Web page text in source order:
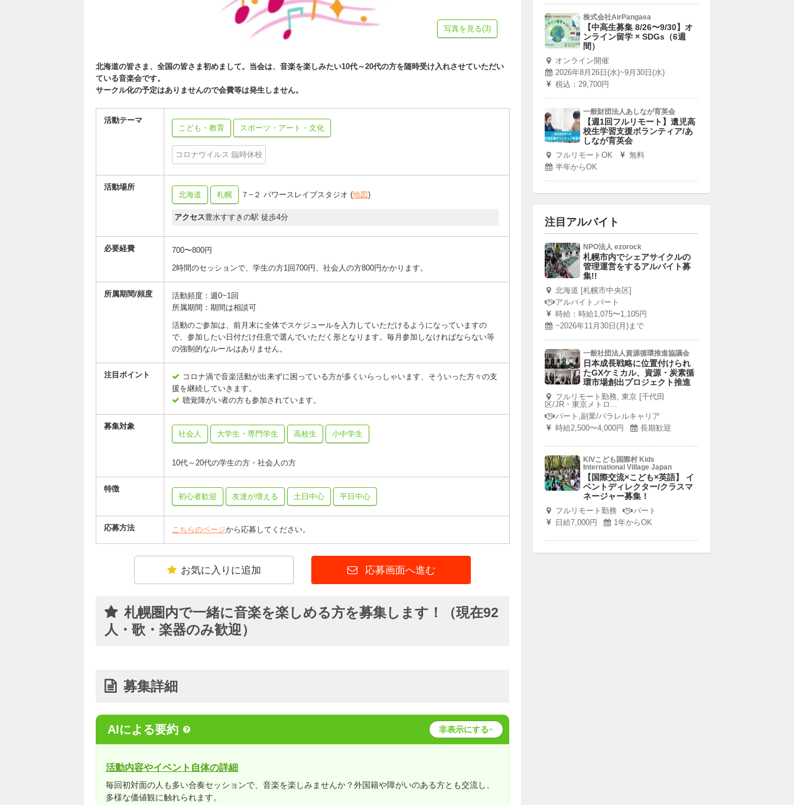
写真を見る(3)
北海道の皆さま、全国の皆さま初めまして。当会は、音楽を楽しみたい10代～20代の方を随時受け入れさせていただい
ている音楽会です。
サークル化の予定はありませんので会費等は発生しません。
活動テーマ
こども・教育
スポーツ・アート・文化
コロナウイルス 臨時休校
活動場所
北海道
札幌 ７−２ パワースレイブスタジオ (地図)
アクセス豊水すすきの駅 徒歩4分
必要経費
700〜800円
2時間のセッションで、学生の方1回700円、社会人の方800円かかります。
所属期間/頻度
活動頻度：週0~1回
所属期間：期間は相談可
活動のご参加は、前月末に全体でスケジュールを入力していただけるようになっていますの
で、参加したい日付だけ任意で選んでいただく形となります。毎月参加しなければならない等
の強制的なルールはありません。
注目ポイント
コロナ渦で音楽活動が出来ずに困っている方が多くいらっしゃいます、そういった方々の支
援を継続していきます。
聴覚障がい者の方も参加されています。
募集対象
社会人
大学生・専門学生 高校生 小中学生
10代～20代の学生の方・社会人の方
特徴
初心者歓迎
友達が増える 土日中心 平日中心
応募方法 こちらのページから応募してください。
応募画面へ進む
お気に入りに追加
札幌圏内で一緒に音楽を楽しめる方を募集します！（現在92
人・歌・楽器のみ歓迎）
募集詳細
AIによる要約 非表示にする
活動内容やイベント自体の詳細
毎回初対面の人も多い合奏セッションで、音楽を楽しみませんか？外国籍や障がいのある方とも交流し、
多様な価値観に触れられます。
株式会社AirPangaea
【中高生募集 8/26〜9/30】オ
ンライン留学 × SDGs（6週
間）
オンライン開催
2026年8月26日(水)~9月30日(水)
税込：29,700円
一般財団法人あしなが育英会
【週1回フルリモート】遺児高
校生学習支援ボランティア/あ
しなが育英会
フルリモートOK
無料
半年からOK
注目アルバイト
NPO法人 ezorock
札幌市内でシェアサイクルの
管理運営をするアルバイト募
集!!
北海道 [札幌市中央区]
アルバイト,パート
時給：時給1,075〜1,105円
~2026年11月30日(月)まで
一般社団法人資源循環推進協議会
日本成長戦略に位置付けられ
たGXケミカル、資源・炭素循
環市場創出プロジェクト推進
フルリモート勤務, 東京 [千代田
区/JR・東京メトロ...
パート,副業/パラレルキャリア
時給2,500〜4,000円
長期歓迎
KIVこども国際村 Kids
International Village Japan
【国際交流×こども×英語】 イ
ベントディレクター/クラスマ
ネージャー募集！
フルリモート勤務
パート
日給7,000円
1年からOK